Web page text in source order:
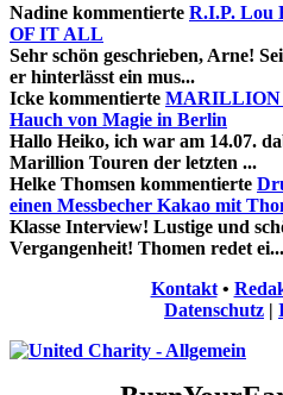
Nadine kommentierte R.I.P. Lou
OF IT ALL
Sehr schön geschrieben, Arne!
er hinterlässt ein mus...
Icke kommentierte MARILLION
Hauch von Magie in Berlin
Hallo Heiko, ich war am 14.07.
Marillion Touren der letzten ...
Helke Thomsen kommentierte
einen Messbecher Kakao mit
Klasse Interview! Lustige und
Vergangenheit! Thomen redet ei...
Kontakt•
Datenschutz |